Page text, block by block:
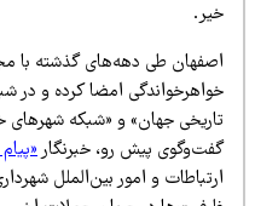
طی دهه‌های گذشته با
امضا کرده و در
جهان» و «شبکه شهرهای خلاق
پیش رو، خبرنگار«پیام ما»
و امور بین‌الملل شهرداری